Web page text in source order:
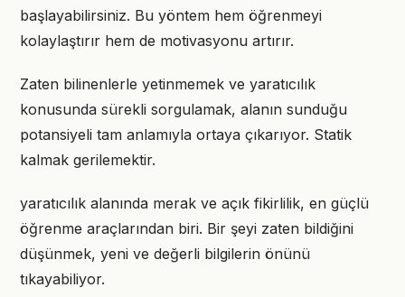
başlayabilirsiniz. Bu yöntem hem öğrenmeyi
kolaylaştırır hem de motivasyonu artırır.
Zaten bilinenlerle yetinmemek ve yaratıcılık
konusunda sürekli sorgulamak, alanın sunduğu
potansiyeli tam anlamıyla ortaya çıkarıyor. Statik
kalmak gerilemektir.
yaratıcılık alanında merak ve açık fikirlilik, en güçlü
öğrenme araçlarından biri. Bir şeyi zaten bildiğini
düşünmek, yeni ve değerli bilgilerin önünü
tıkayabiliyor.